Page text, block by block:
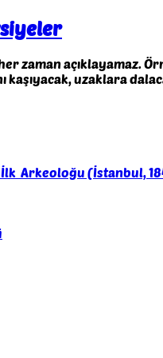
zaman
kaşıyacak, uzaklara
İlk Arkeoloğu (İstanbul,